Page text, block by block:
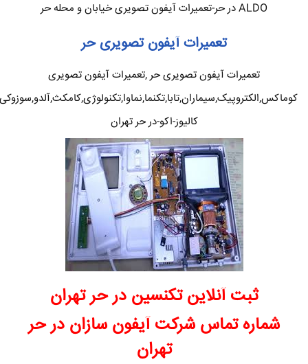
ALDO در حر-تعمیرات آیفون تصویری خیابان و محله حر
تعمیرات آیفون تصویری حر
تعمیرات آیفون تصویری حر ,تعمیرات آیفون تصویری
کوماکس,الکتروپیک,سیماران,تابا,تکنما,نماوا,تکنولوژی,کامکث,آلدو,سوزوکی
کالیوز-اکو-در حر تهران
ثبت آنلاین تکنسین در حر تهران
شماره تماس شرکت آیفون سازان در حر
تهران